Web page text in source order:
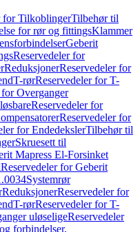
for TilkoblingerTilbehør til
for rør og fittingsKlammer
Geberit
Reservedeler for
ReduksjonerReservedeler for
T-rørReservedeler for T-
Overganger
Reservedeler for
Reservedeler for
for EndedekslerTilbehør til
Skruesett til
Mapress El-Forsinket
Reservedeler for Geberit
Systemrør
ReduksjonerReservedeler for
T-rørReservedeler for T-
uløseligeReservedeler
forbindelser,